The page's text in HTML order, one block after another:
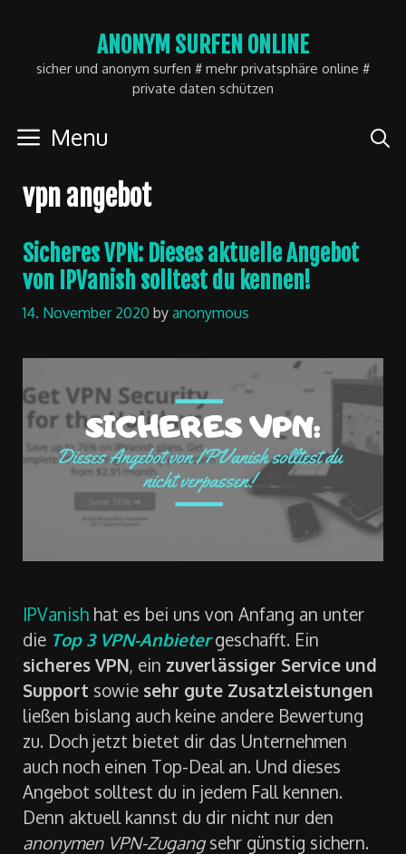
content
ANONYM SURFEN ONLINE
sicher und anonym surfen # mehr privatsphäre online #
private daten schützen
Menu
vpn angebot
Sicheres VPN: Dieses aktuelle Angebot
von IPVanish solltest du kennen!
14. November 2020 byanonymous
IPVanish hat es bei uns von Anfang an unter
die Top 3 VPN-Anbietergeschafft. Ein
sicheres VPN, ein zuverlässiger Service und
Support sowie sehr gute Zusatzleistungen
ließen bislang auch keine andere Bewertung
zu. Doch jetzt bietet dir das Unternehmen
auch noch einen Top-Deal an. Und dieses
Angebot solltest du in jedem Fall kennen.
Denn aktuell kannst du dir nicht nur den
anonymen VPN-Zugangsehr günstig sichern.